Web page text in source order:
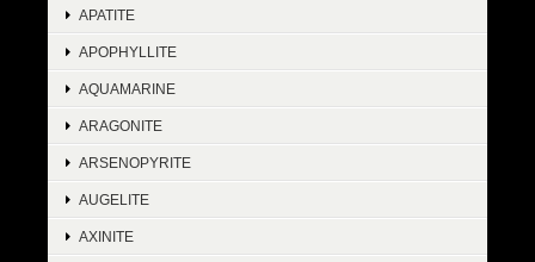
APATITE
APOPHYLLITE
AQUAMARINE
ARAGONITE
ARSENOPYRITE
AUGELITE
AXINITE